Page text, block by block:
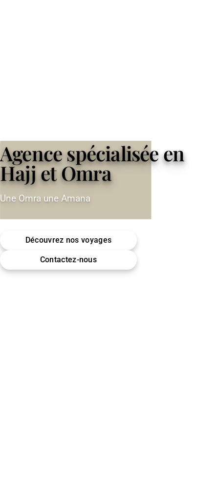
Agence spécialisée en
Hajj et Omra
Une Omra une Amana
Découvrez nos voyages
Contactez-nous
Omra (Umrah) · Hajj
Encadrement & accompagnement